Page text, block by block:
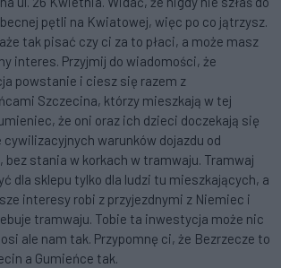
pętli na Kwiatowej, więc po co jątrzysz.
tak pisać czy ci za to płaci, a może masz
interes. Przyjmij do wiadomości, że
powstanie i ciesz się razem z
Szczecina, którzy mieszkają w tej
że oni oraz ich dzieci doczekają się
warunków dojazdu od
bez stania w korkach w tramwaju. Tramwaj
dla sklepu tylko dla ludzi tu mieszkających, a
interesy robi z przyjezdnymi z Niemiec i
tramwaju. Tobie ta inwestycja może nic
ale nam tak. Przypomnę ci, że Bezrzecze to
a Gumieńce tak.